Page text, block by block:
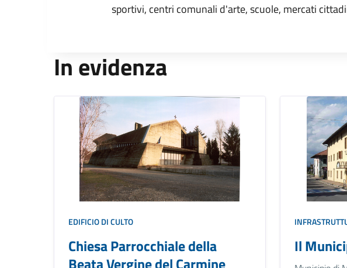
sportivi, centri comunali d'arte, scuole, mercati
In evidenza
EDIFICIO DI CULTO
Chiesa Parrocchiale della
Il